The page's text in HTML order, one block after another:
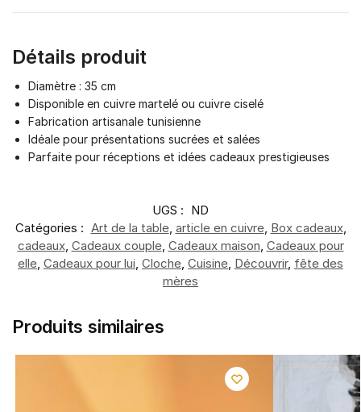
Détails produit
Diamètre : 35 cm
Disponible en cuivre martelé ou cuivre ciselé
Fabrication artisanale tunisienne
Idéale pour présentations sucrées et salées
Parfaite pour réceptions et idées cadeaux prestigieuses
UGS : ND
Catégories : Art de la table, article en cuivre, Box cadeaux,
cadeaux, Cadeaux couple, Cadeaux maison Cadeaux pour
elle Cadeaux pour lui Cloche Cuisine Découvrir, fête des
mères
Produits similaires